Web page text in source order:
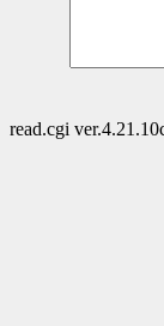
read.cgi